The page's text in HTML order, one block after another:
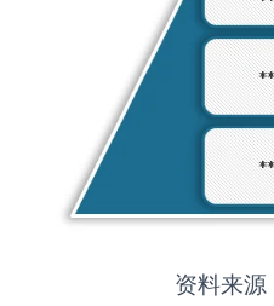
资料来源